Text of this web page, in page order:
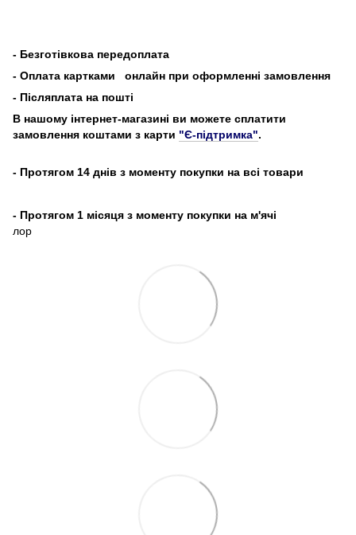
- Безготівкова передоплата
- Оплата картками
онлайн при оформленні замовлення
- Післяплата на пошті
В нашому інтернет-магазині ви можете сплатити
замовлення коштами з карти "Є-підтримка".
- Протягом 14 днів з моменту покупки на всі товари
- Протягом 1 місяця з моменту покупки на м'ячі
лор